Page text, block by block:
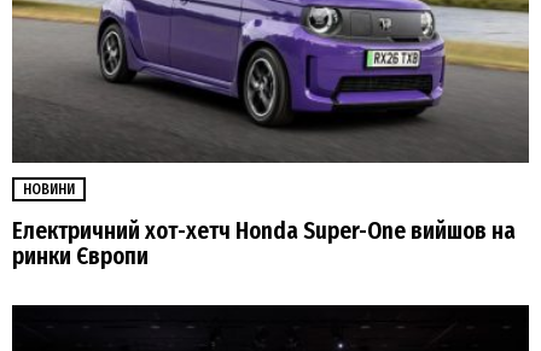
НОВИНИ
Електричний хот-хетч Honda Super-One вийшов на
ринки Європи